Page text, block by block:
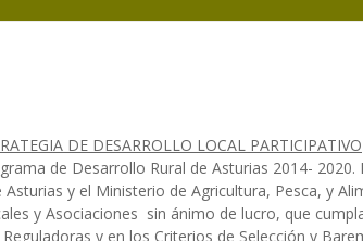
DE DESARROLLO LOCAL PARTICIPATIVO
de Desarrollo Rural de Asturias 2014-
y el Ministerio de Agricultura, Pesca, y
y Asociaciones sin ánimo de lucro, que
y en los Criterios de Selección y